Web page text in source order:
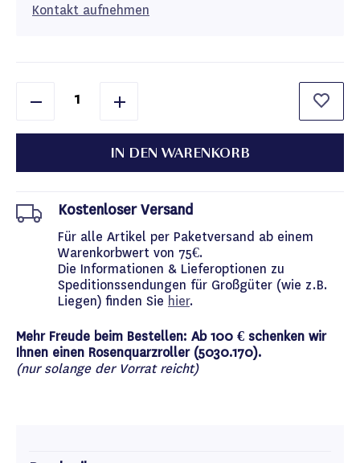
Kontakt aufnehmen
IN DEN WARENKORB
Kostenloser Versand
Für alle Artikel per Paketversand ab einem
Warenkorbwert von 75€.
Die Informationen & Lieferoptionen zu
Speditionssendungen für Großgüter (wie z.B.
Liegen) finden Sie hier.
Mehr Freude beim Bestellen: Ab 100 € schenken wir
Ihnen einen Rosenquarzroller (5030.170).
(nur solange der Vorrat reicht)